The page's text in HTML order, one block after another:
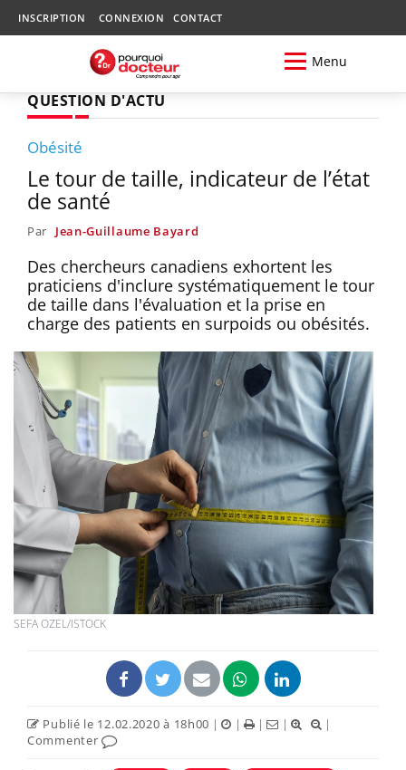
INSCRIPTION CONNEXION CONTACT
Menu
QUESTION D'ACTU
Obésité
Le tour de taille, indicateur de l’état
de santé
Par Jean-Guillaume Bayard
Des chercheurs canadiens exhortent les
praticiens d'inclure systématiquement le tour
de taille dans l'évaluation et la prise en
charge des patients en surpoids ou obésités.
SEFA OZEL/ISTOCK
Publié le 12.02.2020 à 18h00 | | | |
|
Commenter